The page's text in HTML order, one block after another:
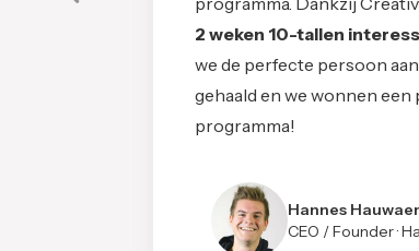
2 weken 10-tallen
we de perfecte persoon
gehaald en we wonnen
programma!
Hannes
CEO / Founder ·